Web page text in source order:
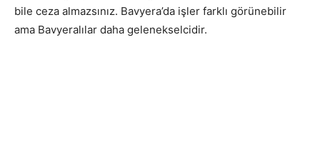
bile ceza almazsınız. Bavyera’da işler farklı görünebilir
ama Bavyeralılar daha gelenekselcidir.